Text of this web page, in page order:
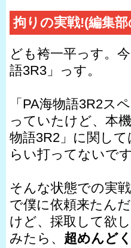
拘りの実戦!(編集部
ども袴一平っす。
語3R3」っす。
「PA海物語3R2ス
っていたけど、本
物語3R2」に関し
らい打ってないです
そんな状態での実
で僕に依頼来たん
けど、採取して欲
みたら、 超めんど